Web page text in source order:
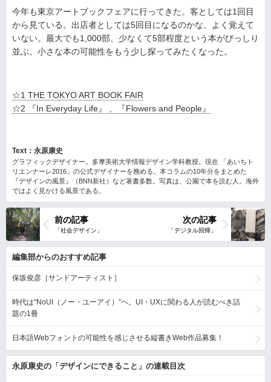
今年も東京アートブックフェアに行ってきた。客としては1回目
から見ている。出店者としては5回目になるのかな、よく覚えて
いない。最大でも1,000部、少なくて5部程度という本がびっしり
並ぶ。小さな本の可能性をもう少し探ってみたくなった。
☆1 THE TOKYO ART BOOK FAIR
☆2 『In Everyday Life』 、『Flowers and People』
Text：永原康史
グラフィックデザイナー。多摩美術大学情報デザイン学科教授。現在 「あいちト
リエンナーレ2016」の公式デザイナーを務める。本コラムの10年分をまとめた
『デザインの風景』（BNN新社）など著書多数。写真は、公園で本を読む人。海外
ではよく見かける風景である。
次の記事
前の記事
編集部からのおすすめ記事
保坂俊彦［サンドアーティスト］
時代は“NoUI（ノー・ユーアイ）”ヘ。UI・UXに関わる人が読むべき話
題の1冊
日本語Webフォントの可能性を感じさせる縦書きWeb作品募集！
永原康史の「デザインにできること」の連載目次